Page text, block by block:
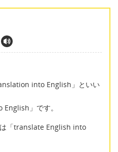
into English」といい
」です。
は「translate English into